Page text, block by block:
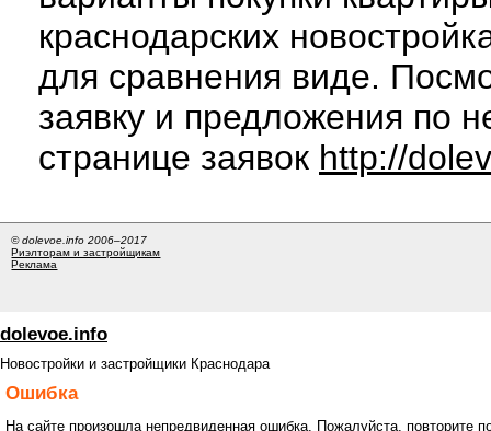
краснодарских
для сравнения виде.
заявку и предложения по
странице заявок http://
© dolevoe.info 2006–2017
Риэлторам и застройщикам
Реклама
dolevoe.info
Новостройки и застройщики Краснодара
Ошибка
На сайте произошла непредвиденная ошибка. Пожалуйста, повторите